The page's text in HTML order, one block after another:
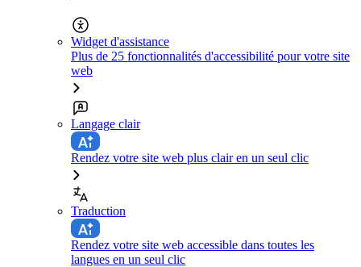
Widget d'assistance
Plus de 25 fonctionnalités d'accessibilité pour votre site
web
Langage clair
Rendez votre site web plus clair en un seul clic
Traduction
Rendez votre site web accessible dans toutes les
langues en un seul clic